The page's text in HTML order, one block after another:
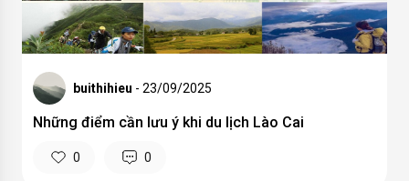
buithihieu - 23/09/2025
Những điểm cần lưu ý khi du lịch Lào Cai
0 0